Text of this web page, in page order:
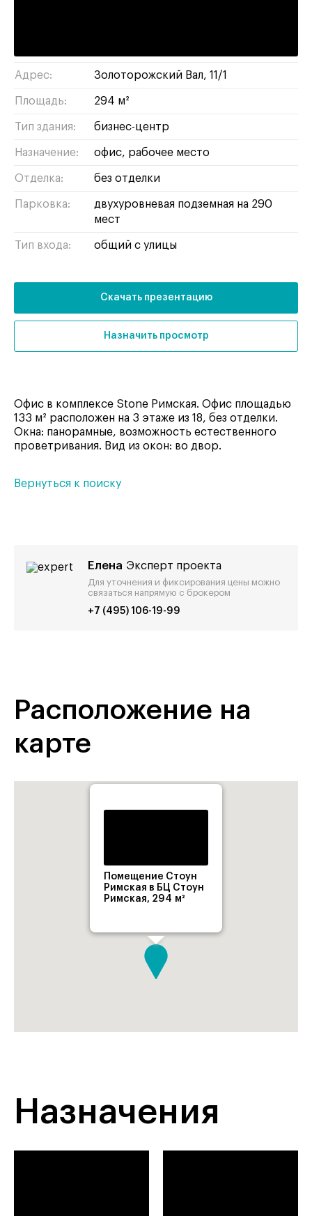
Адрес: Золоторожский Вал, 11/1
Площадь: 294 м²
Тип здания: бизнес-центр
Назначение: офис рабочее место
Отделка: без отделки
Парковка:
двухуровневая подземная на 290
мест
Тип входа: общий с улицы
Скачать презентацию
Назначить просмотр
Офис в комплексе Stone Римская. Офис площадью
133 м² расположен на 3 этаже из 18, без отделки.
Окна: панорамные, возможность естественного
проветривания. Вид из окон: во двор.
Вернуться к поиску
Елена Эксперт проекта
Для уточнения и фиксирования цены можно
связаться напрямую с брокером
+7 (495) 106-19-99
Расположение на
карте
Помещение Стоун
Римская в БЦ Стоун
Римская, 294 м²
Назначения